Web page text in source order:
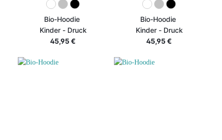
Bio-Hoodie
Kinder - Druck
45,95 €
Bio-Hoodie
Kinder - Druck
45,95 €